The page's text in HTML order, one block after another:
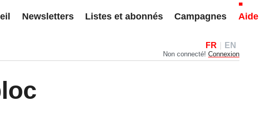
Newsletters Listes et abonnés Campagnes Aide
FR EN
Non connecté! Connexion